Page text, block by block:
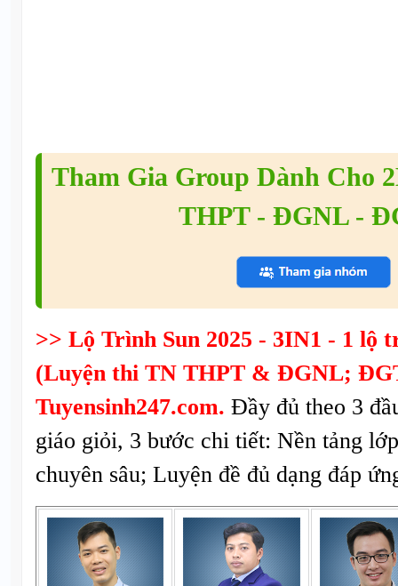
Tham Gia Group Dành Cho
THPT - ĐGNL -
>> Lộ Trình Sun 2025 - 3IN1 - 1 lộ
(Luyện thi TN THPT & ĐGNL;
Tuyensinh247.com. Đầy đủ theo 3
giáo giỏi, 3 bước chi tiết: Nền tảng
chuyên sâu; Luyện đề đủ dạng đáp